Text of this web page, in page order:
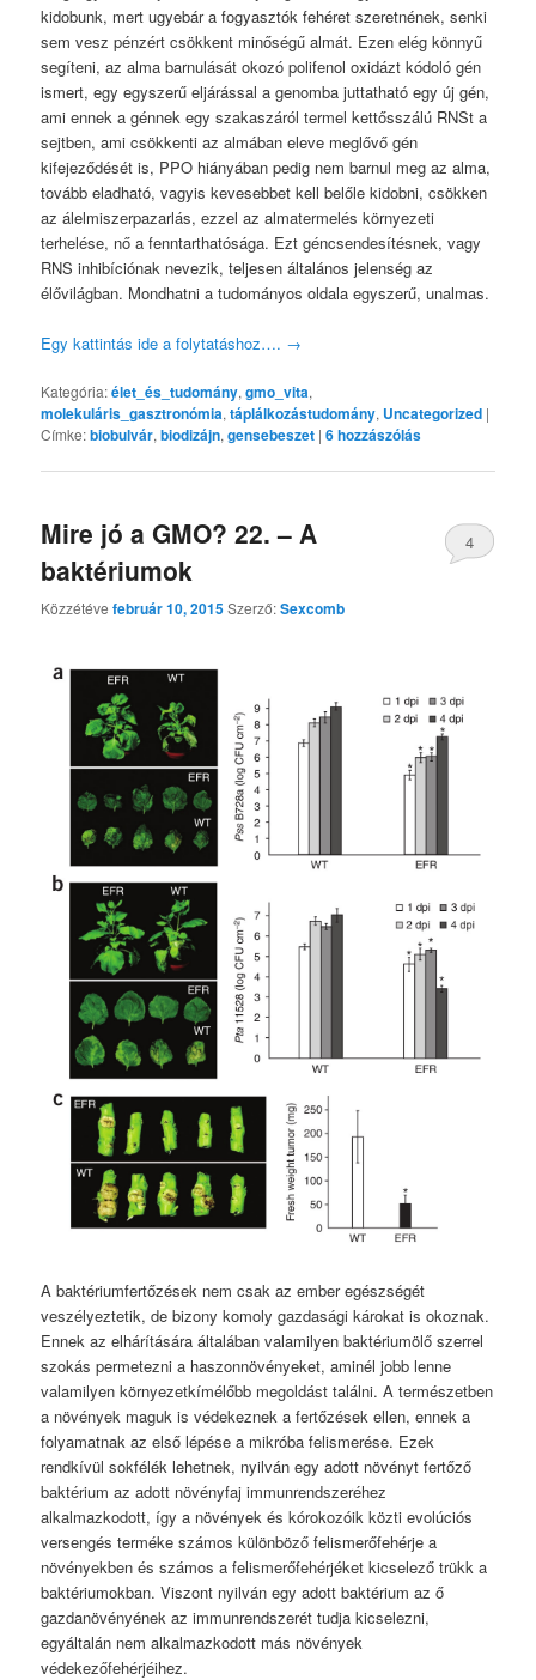
kidobunk, mert ugyebár a fogyasztók fehéret szeretnének, senki
sem vesz pénzért csökkent minőségű almát. Ezen elég könnyű
segíteni, az alma barnulását okozó polifenol oxidázt kódoló gén
ismert, egy egyszerű eljárással a genomba juttatható egy új gén,
ami ennek a génnek egy szakaszáról termel kettősszálú RNSt a
sejtben, ami csökkenti az almában eleve meglővő gén
kifejeződését is, PPO hiányában pedig nem barnul meg az alma,
tovább eladható, vagyis kevesebbet kell belőle kidobni, csökken
az álelmiszerpazarlás, ezzel az almatermelés környezeti
terhelése, nő a fenntarthatósága. Ezt géncsendesítésnek, vagy
RNS inhibíciónak nevezik, teljesen általános jelenség az
élővilágban. Mondhatni a tudományos oldala egyszerű, unalmas.
Egy kattintás ide a folytatáshoz…. →
Kategória:élet_és_tudomány,gmo_vita,
molekuláris_gasztronómia,táplálkozástudomány, Uncategorized |
Címke:biobulvár,biodizájn,gensebeszet |6hozzászólás
Mire jó a GMO? 22. – A
baktériumok
Közzétévefebruár 10, 2015Szerző:Sexcomb
4
A baktériumfertőzések nem csak az ember egészségét
veszélyeztetik, de bizony komoly gazdasági károkat is okoznak.
Ennek az elhárítására általában valamilyen baktériumölő szerrel
szokás permetezni a haszonnövényeket, aminél jobb lenne
valamilyen környezetkímélőbb megoldást találni. A természetben
a növények maguk is védekeznek a fertőzések ellen, ennek a
folyamatnak az első lépése a mikróba felismerése. Ezek
rendkívül sokfélék lehetnek, nyilván egy adott növényt fertőző
baktérium az adott növényfaj immunrendszeréhez
alkalmazkodott, így a növények és kórokozóik közti evolúciós
versengés terméke számos különböző felismerőfehérje a
növényekben és számos a felismerőfehérjéket kicselező trükk a
baktériumokban. Viszont nyilván egy adott baktérium az ő
gazdanövényének az immunrendszerét tudja kicselezni,
egyáltalán nem alkalmazkodott más növények
védekezőfehérjéihez.